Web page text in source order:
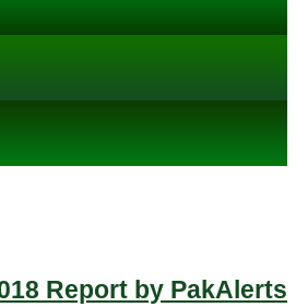
Report by PakAlerts